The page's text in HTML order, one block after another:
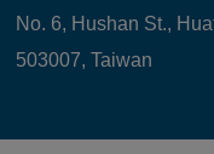
No. 6, Hushan St.,
503007, Taiwan